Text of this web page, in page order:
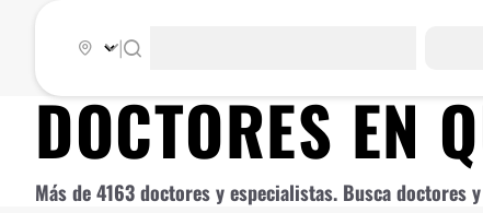
DOCTORES EN
Más de 4163 doctores y especialistas. Busca doctores